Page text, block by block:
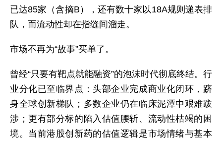
已达85家（含摘B），还有数十家以18A规则递表排
队，而流动性却在指缝间溜走。
市场不再为“故事”买单了。
曾经“只要有靶点就能融资”的泡沫时代彻底终结。行
业分化已至临界点：头部企业完成商业化闭环，跻
身全球创新梯队；多数企业仍在临床泥潭中艰难跋
涉；更有部分标的陷入估值腰斩、流动性枯竭的困
境。当前港股创新药的估值逻辑是市场情绪与基本